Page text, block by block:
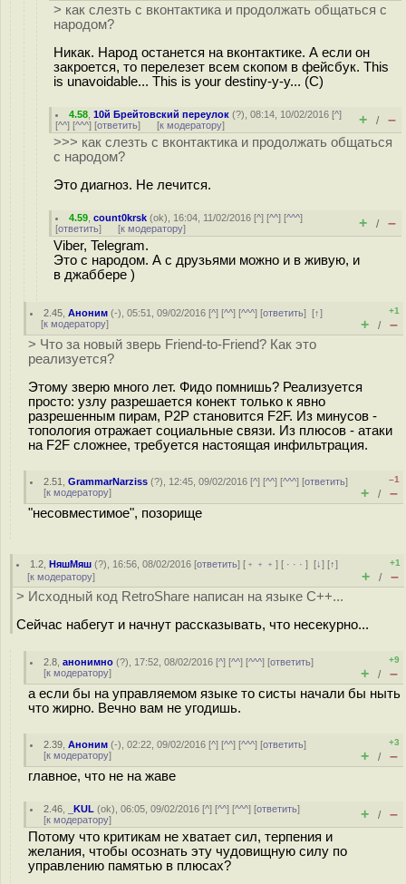
> как слезть с вконтактика и продолжать общаться с
народом?
Никак. Народ останется на вконтактике. А если он
закроется, то перелезет всем скопом в фейсбук. This
is unavoidable... This is your destiny-y-y... (C)
4.58 ,10й Брейтовский переулок (?), 08:14, 10/02/2016 [^]
[^^] [^^^] [ответить] [к модератору] + / –
>>> как слезть с вконтактика и продолжать общаться
с народом?
Это диагноз. Не лечится.
4.59 ,count0krsk (ok), 16:04, 11/02/2016 [^] [^^] [^^^]
[ответить] [к модератору] + / –
Viber, Telegram.
Это с народом. А с друзьями можно и в живую, и
в джаббере )
2.45 ,Аноним (-), 05:51, 09/02/2016 [^] [^^] [^^^] [ответить][↑]
[к модератору]
+1
+ / –
> Что за новый зверь Friend-to-Friend? Как это
реализуется?
Этому зверю много лет. Фидо помнишь? Реализуется
просто: узлу разрешается конект только к явно
разрешенным пирам, P2P становится F2F. Из минусов -
топология отражает социальные связи. Из плюсов - атаки
на F2F сложнее, требуется настоящая инфильтрация.
2.51 ,GrammarNarziss (?), 12:45, 09/02/2016 [^] [^^] [^^^] [ответить]
[к модератору]
–1
+ / –
"несовместимое", позорище
1.2 ,НяшМяш (?), 16:56, 08/02/2016 [ответить] [ ﹢﹢﹢] [ · · ·][↓] [↑]
[к модератору]
+1
+ / –
> Исходный код RetroShare написан на языке C++...
Сейчас набегут и начнут рассказывать, что несекурно...
2.8 ,анонимно (?), 17:52, 08/02/2016 [^] [^^] [^^^] [ответить]
[к модератору]
+9
+ / –
а если бы на управляемом языке то систы начали бы ныть
что жирно. Вечно вам не угодишь.
2.39 ,Аноним (-), 02:22, 09/02/2016 [^] [^^] [^^^] [ответить]
[к модератору]
+3
+ / –
главное, что не на жаве
2.46 _KUL (ok), 06:05, 09/02/2016 [^] [^^] [^^^] [ответить]
[к модератору] + / –
Потому что критикам не хватает сил, терпения и
желания, чтобы осознать эту чудовищную силу по
управлению памятью в плюсах?